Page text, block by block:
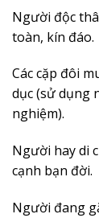
Người độc
toàn, kín đáo.
Các cặp đôi
dục (sử dụng
nghiệm).
Người hay di
cạnh bạn đời.
Người đang